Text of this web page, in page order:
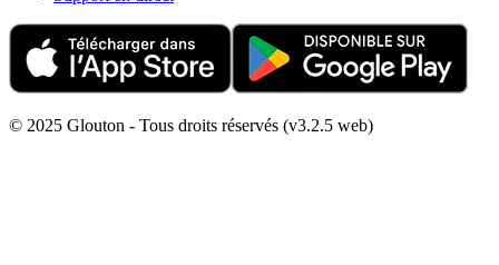
© 2025 Glouton - Tous droits réservés (v3.2.5 web)